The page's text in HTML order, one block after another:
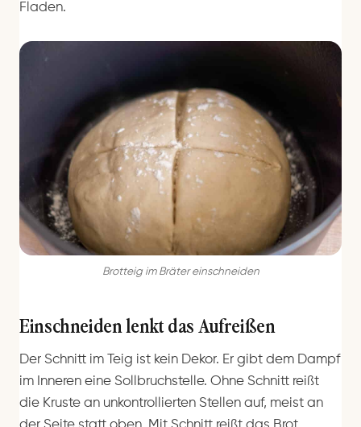
Fladen.
Brotteig im Bräter einschneiden
Einschneiden lenkt das Aufreißen
Der Schnitt im Teig ist kein Dekor. Er gibt dem Dampf
im Inneren eine Sollbruchstelle. Ohne Schnitt reißt
die Kruste an unkontrollierten Stellen auf, meist an